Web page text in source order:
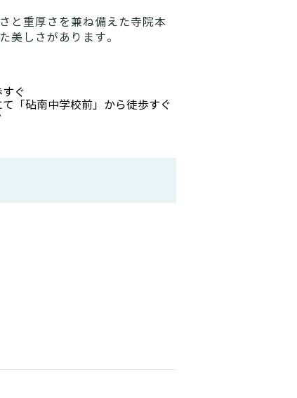
と重厚さを兼ね備えた寺院本
美しさがあります。
ぐ
「砧南中学校前」から徒歩すぐ